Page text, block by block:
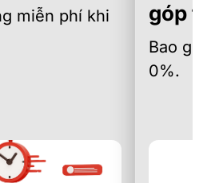
miễn phí khi
góp
Bao
0%.